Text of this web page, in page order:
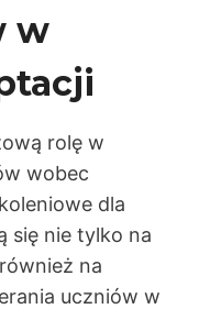
w
rolę w
wobec
dla
się nie tylko na
na
uczniów w